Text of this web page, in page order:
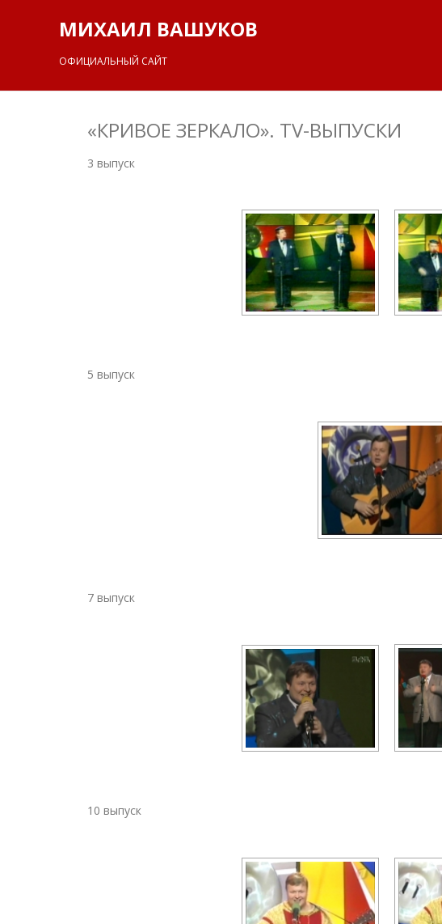
МИХАИЛ ВАШУКОВ
ОФИЦИАЛЬНЫЙ САЙТ
«КРИВОЕ ЗЕРКАЛО». TV-ВЫПУСКИ
3 выпуск
5 выпуск
7 выпуск
10 выпуск